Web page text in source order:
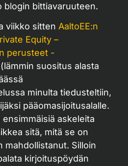
blogin bittiavaruuteen.
viikko sitten AaltoEE:n
Equity –
perusteet -
(lämmin suositus alasta
minulta tiedusteltiin,
pääomasijoitusalalle.
askeleita
sitä, mitä se on
mahdollistanut. Silloin
kirjoituspöydän